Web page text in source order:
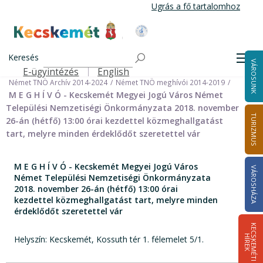
tartalomra
Ugrás a fő tartalomhoz
Kecskemét Város Honlapja
Keresés
Felső navigáció
E-ügyintézés English VÁROSUNK
TURIZMUS
VÁROSHÁZA
K
E
C
S
K
E
M
É
T
I
HÍ
R
E
K
Önkormányzat
Nemzetiségi Önkormányzatok
Német Települési Nemzetiségi Önkormányzat
Német TNÖ Archív 2014-2024
Német TNÖ meghívói 2014-2019
M E G H Í V Ó - Kecskemét Megyei Jogú Város Német
Települési Nemzetiségi Önkormányzata 2018. november
26-án (hétfő) 13:00 órai kezdettel közmeghallgatást
tart, melyre minden érdeklődőt szeretettel vár
M E G H Í V Ó - Kecskemét Megyei Jogú Város
Német Települési Nemzetiségi Önkormányzata
2018. november 26-án (hétfő) 13:00 órai
kezdettel közmeghallgatást tart, melyre minden
érdeklődőt szeretettel vár
Helyszín: Kecskemét, Kossuth tér 1. félemelet 5/1.